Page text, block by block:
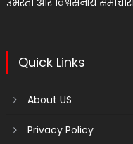
Quick Links
About US
Privacy Policy